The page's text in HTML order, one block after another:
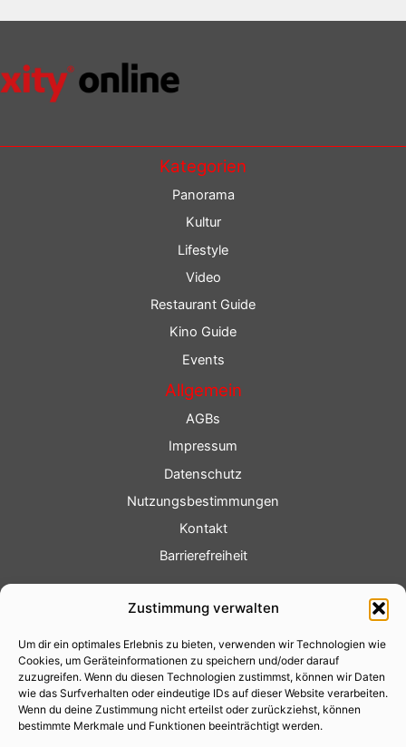
Zustimmung verwalten
Um dir ein optimales Erlebnis zu bieten, verwenden wir Technologien wie
Cookies, um Geräteinformationen zu speichern und/oder darauf
zuzugreifen. Wenn du diesen Technologien zustimmst, können wir Daten
wie das Surfverhalten oder eindeutige IDs auf dieser Website verarbeiten.
Wenn du deine Zustimmung nicht erteilst oder zurückziehst, können
bestimmte Merkmale und Funktionen beeinträchtigt werden.
Kategorien
Panorama
Kultur
Lifestyle
Video
Restaurant Guide
Kino Guide
Events
Allgemein
AGBs
Impressum
Datenschutz
Nutzungsbestimmungen
Kontakt
Barrierefreiheit
Fotoservice
Videoservice
Werbung
Contenterstellung
Lokalnachrichten